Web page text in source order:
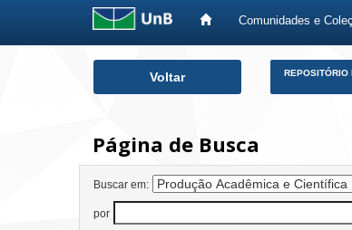
Comunidades e
Voltar REPOSITÓRIO
Página de Busca
Buscar em:
por